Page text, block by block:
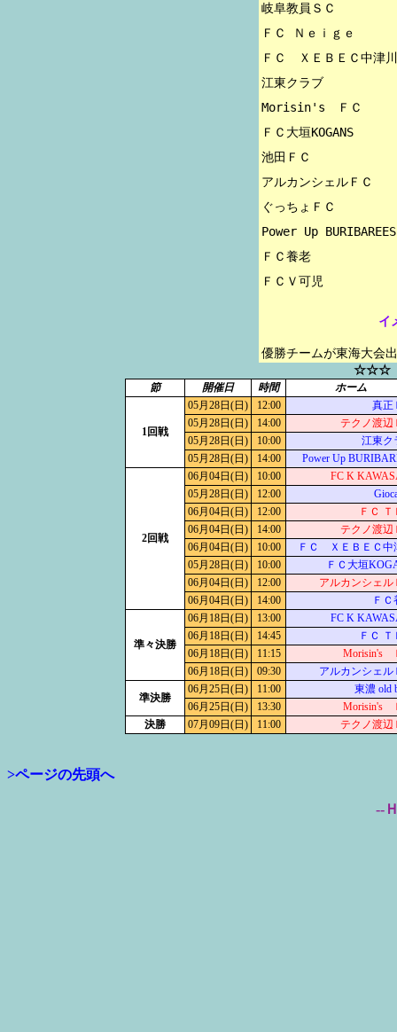
岐阜教員ＳＣ
ＦＣ Ｎｅｉｇｅ
ＦＣ　ＸＥＢＥＣ中津川
江東クラブ
Morisin's　ＦＣ
ＦＣ大垣KOGANS
池田ＦＣ
アルカンシェルＦＣ
ぐっちょＦＣ
Power Up BURIBAREES
ＦＣ養老
イ
優勝チームが東海大会
☆☆☆
節 開催日 時間 ホーム
1回戦
05月28日(日) 12:00
真正
05月28日(日)
14:00
テクノ渡辺
05月28日(日)
10:00
江東ク
05月28日(日)
14:00 Power Up
2回戦
06月04日(日) 10:00
FC K
05月28日(日)
12:00
06月04日(日)
12:00
ＦＣ Ｔ
06月04日(日)
14:00
テクノ渡辺
06月04日(日)
10:00
ＦＣ ＸＥＢＥＣ中
05月28日(日)
10:00
ＦＣ大垣
06月04日(日)
12:00
アルカンシェル
06月04日(日)
14:00 ＦＣ
準々決勝
06月18日(日) 13:00
FC K
06月18日(日)
14:45
ＦＣ Ｔ
06月18日(日)
11:15
Morisin's
06月18日(日)
09:30 アルカンシェル
準決勝
06月25日(日) 11:00
東濃 old
06月25日(日)
13:30
Morisin's
決勝
07月09日(日) 11:00 テクノ渡辺
>ページの先頭へ
--